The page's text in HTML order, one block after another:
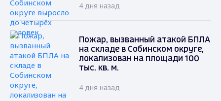
4 дня назад
Пожар, вызванный атакой БПЛА
на складе в Собинском округе,
локализован на площади 100
тыс. кв. м.
4 дня назад